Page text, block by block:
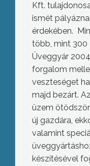
Kft.
ismét
érdekében.
több, mint 300
Üveggyár
forgalom
veszteséget
majd bezárt.
üzem
új gazdára,
valamint
készítésével